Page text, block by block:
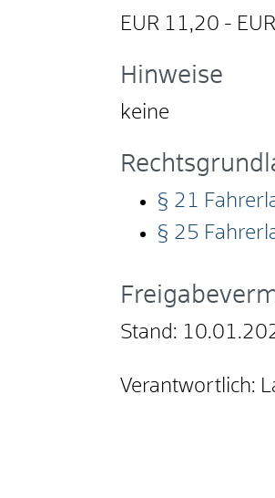
EUR 11,20 -
Hinweise
keine
§ 21
§ 25
Stand:
Verantwortlich: